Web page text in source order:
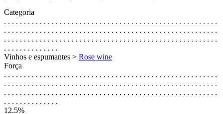
Categoria
. . . . . . . . . . . . . . . . . . . . . . . . . . . . . . . . . . . . . . . . . . . . . . . . . . . . . .
. . . . . . . . . . . . . . . . . . . . . . . . . . . . . . . . . . . . . . . . . . . . . . . . . . . . . .
. . . . . . . . . . . . . . . . . . . . . . . . . . . . . . . . . . . . . . . . . . . . . . . . . . . . . .
. . . . . . . . . . . . . .
Vinhos e espumantes > Rose wine
Força
. . . . . . . . . . . . . . . . . . . . . . . . . . . . . . . . . . . . . . . . . . . . . . . . . . . . . .
. . . . . . . . . . . . . . . . . . . . . . . . . . . . . . . . . . . . . . . . . . . . . . . . . . . . . .
. . . . . . . . . . . . . . . . . . . . . . . . . . . . . . . . . . . . . . . . . . . . . . . . . . . . . .
. . . . . . . . . . . . . .
12.5%